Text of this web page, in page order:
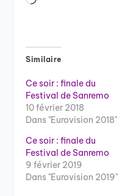
Similaire
Ce soir : finale du
Festival de Sanremo
10 février 2018
Dans "Eurovision 2018"
Ce soir : finale du
Festival de Sanremo
9 février 2019
Dans "Eurovision 2019"